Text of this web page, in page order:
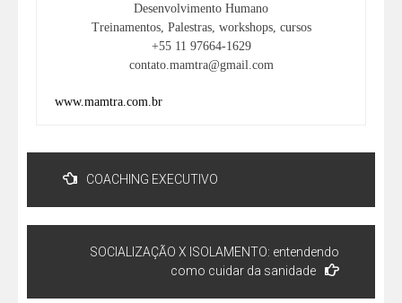
Desenvolvimento Humano
Treinamentos, Palestras, workshops, cursos
+55 11 97664-1629
contato.mamtra@gmail.com
www.mamtra.com.br
COACHING EXECUTIVO
SOCIALIZAÇÃO X ISOLAMENTO: entendendo
como cuidar da sanidade